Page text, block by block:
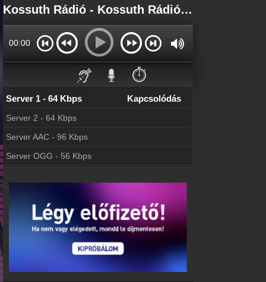
Főoldal
Bejelentkezés
Hozz létre saját fiókot!
Archívum
Frekvenciák
Kossuth Rádió frekvencia
Rádiós partnerek
Rádió beágyazás
Ágyazd be weboldaladba
Online rádió készítés
Kossuth Rádió - Kossuth Rádió Online - Kossuth Rádió ÉLŐ
00:00
⏱️
Server 1 - 64 Kbps Kapcsolódás
Server 2 - 64 Kbps
Server AAC - 96 Kbps
Server OGG - 56 Kbps